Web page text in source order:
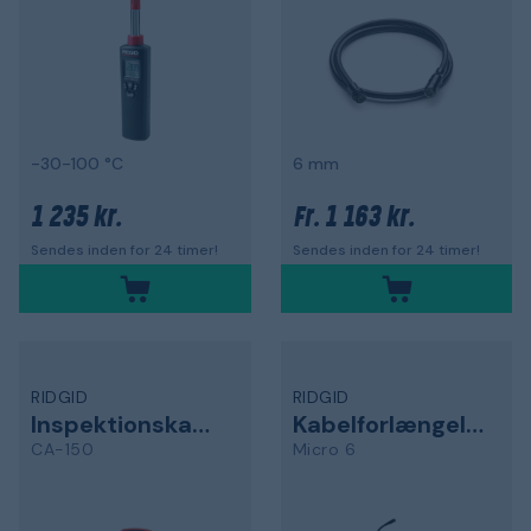
-30-100 °C
1 235 kr.
Sendes inden for 24 timer!
6 mm
Fr. 1 163 kr.
Sendes inden for 24 timer!
RIDGID
Inspektionskamera
CA-150
RIDGID
Kabelforlængelse
Micro 6